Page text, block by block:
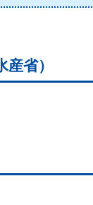
省）